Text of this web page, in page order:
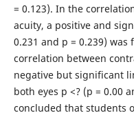
= 0.123). In the
acuity, a positive and
0.231 and p = 0.239)
correlation between
negative but significant
both eyes p <? (p = 0.00
concluded that students